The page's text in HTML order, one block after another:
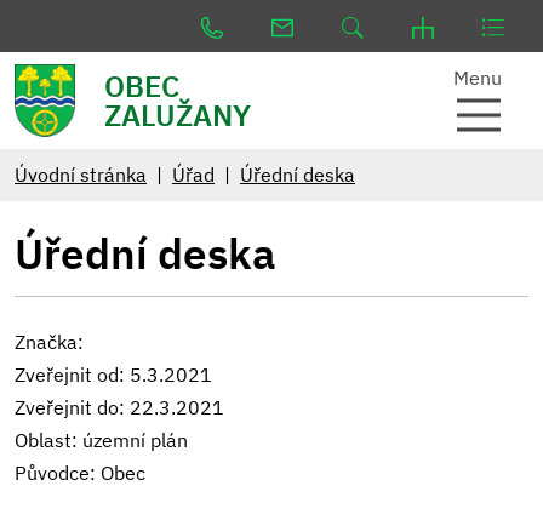
OBEC
ZALUŽANY
Menu
Úvodní stránka Úřad Úřední deska
Úřední deska
Značka:
Zveřejnit od: 5.3.2021
Zveřejnit do: 22.3.2021
Oblast: územní plán
Původce: Obec